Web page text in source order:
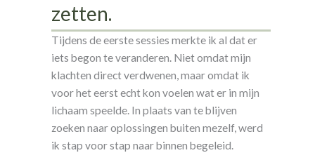
zetten.
Tijdens de eerste sessies merkte ik al dat er
iets begon te veranderen. Niet omdat mijn
klachten direct verdwenen, maar omdat ik
voor het eerst echt kon voelen wat er in mijn
lichaam speelde. In plaats van te blijven
zoeken naar oplossingen buiten mezelf, werd
ik stap voor stap naar binnen begeleid.